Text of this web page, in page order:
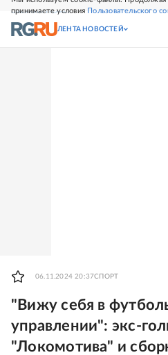
принимаете условия Пользовательского
СВЕЖИЙ НОМЕР
ЛЕНТА НОВОСТЕЙ
06.11.2024 20:37СПОРТ
"Вижу себя в
управлении": экс-
"Локомотива" и